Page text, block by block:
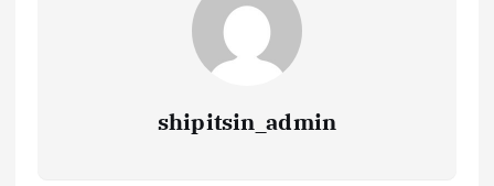
shipitsin_admin